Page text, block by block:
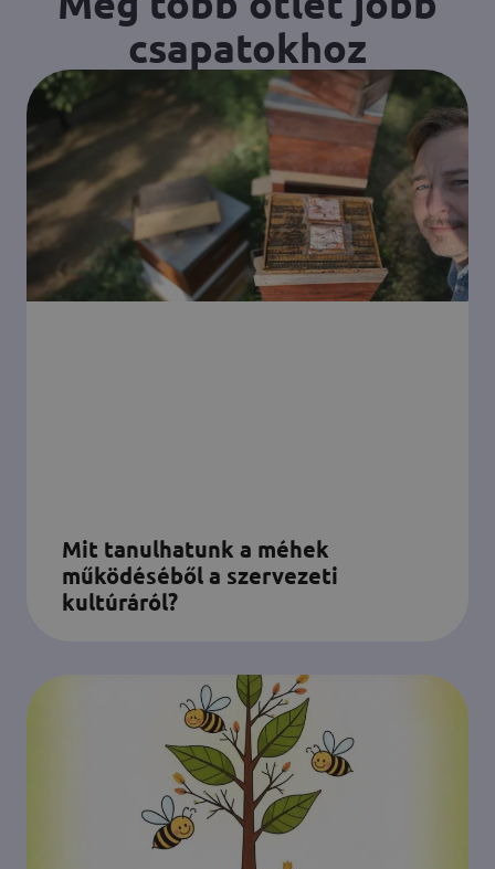
csapatokhoz
Mit tanulhatunk a méhek
működéséből a szervezeti
kultúráról?